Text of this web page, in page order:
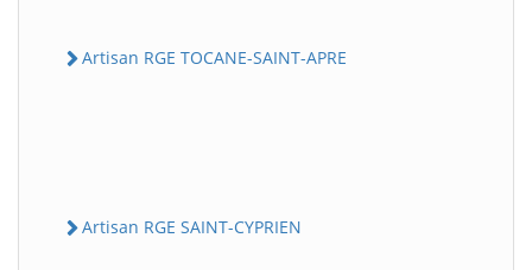
Artisan RGE TOCANE-SAINT-APRE
Artisan RGE SAINT-CYPRIEN